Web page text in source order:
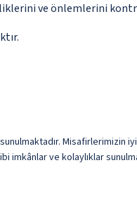
ve önlemlerini
Misafirlerimizin
imkânlar ve kolaylıklar